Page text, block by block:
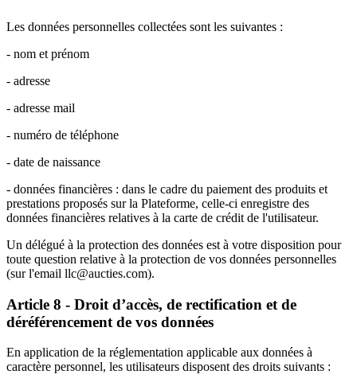
Les données personnelles collectées sont les suivantes :
- nom et prénom
- adresse
- adresse mail
- numéro de téléphone
- date de naissance
- données financières : dans le cadre du paiement des produits et
prestations proposés sur la Plateforme, celle-ci enregistre des
données financières relatives à la carte de crédit de l'utilisateur.
Un délégué à la protection des données est à votre disposition pour
toute question relative à la protection de vos données personnelles
(sur l'email llc@aucties.com).
Article 8 - Droit d’accès, de rectification et de
déréférencement de vos données
En application de la réglementation applicable aux données à
caractère personnel, les utilisateurs disposent des droits suivants :